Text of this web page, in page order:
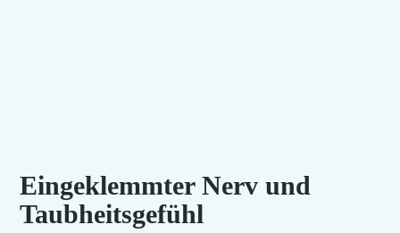
Eingeklemmter Nerv und
Taubheitsgefühl